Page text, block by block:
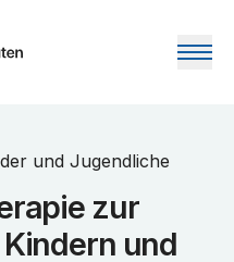
und Jugendliche
zur
und